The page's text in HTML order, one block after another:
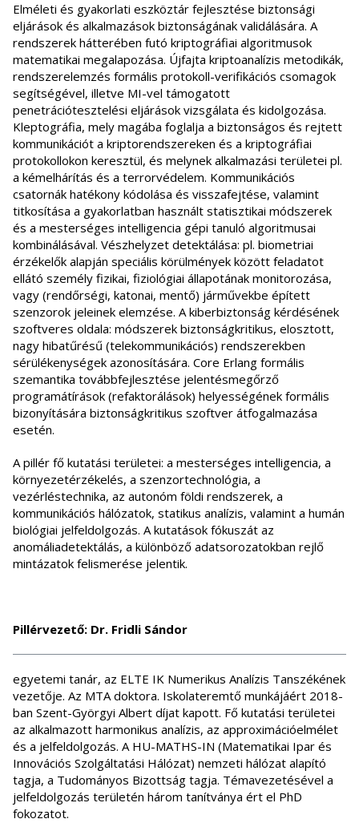
Elméleti és gyakorlati eszköztár fejlesztése biztonsági
eljárások és alkalmazások biztonságának validálására. A
rendszerek hátterében futó kriptográfiai algoritmusok
matematikai megalapozása. Újfajta kriptoanalízis metodikák,
rendszerelemzés formális protokoll-verifikációs csomagok
segítségével, illetve MI-vel támogatott
penetrációtesztelési eljárások vizsgálata és kidolgozása.
Kleptográfia, mely magába foglalja a biztonságos és rejtett
kommunikációt a kriptorendszereken és a kriptográfiai
protokollokon keresztül, és melynek alkalmazási területei pl.
a kémelhárítás és a terrorvédelem. Kommunikációs
csatornák hatékony kódolása és visszafejtése, valamint
titkosítása a gyakorlatban használt statisztikai módszerek
és a mesterséges intelligencia gépi tanuló algoritmusai
kombinálásával. Vészhelyzet detektálása: pl. biometriai
érzékelők alapján speciális körülmények között feladatot
ellátó személy fizikai, fiziológiai állapotának monitorozása,
vagy (rendőrségi, katonai, mentő) járművekbe épített
szenzorok jeleinek elemzése. A kiberbiztonság kérdésének
szoftveres oldala: módszerek biztonságkritikus, elosztott,
nagy hibatűrésű (telekommunikációs) rendszerekben
sérülékenységek azonosítására. Core Erlang formális
szemantika továbbfejlesztése jelentésmegőrző
programátírások (refaktorálások) helyességének formális
bizonyítására biztonságkritikus szoftver átfogalmazása
esetén.
A pillér fő kutatási területei: a mesterséges intelligencia, a
környezetérzékelés, a szenzortechnológia, a
vezérléstechnika, az autonóm földi rendszerek, a
kommunikációs hálózatok, statikus analízis, valamint a humán
biológiai jelfeldolgozás. A kutatások fókuszát az
anomáliadetektálás, a különböző adatsorozatokban rejlő
mintázatok felismerése jelentik.
Pillérvezető: Dr. Fridli Sándor
egyetemi tanár, az ELTE IK Numerikus Analízis Tanszékének
vezetője. Az MTA doktora. Iskolateremtő munkájáért 2018-
ban Szent-Györgyi Albert díjat kapott. Fő kutatási területei
az alkalmazott harmonikus analízis, az approximációelmélet
és a jelfeldolgozás. A HU-MATHS-IN (Matematikai Ipar és
Innovációs Szolgáltatási Hálózat) nemzeti hálózat alapító
tagja, a Tudományos Bizottság tagja. Témavezetésével a
jelfeldolgozás területén három tanítványa ért el PhD
fokozatot.